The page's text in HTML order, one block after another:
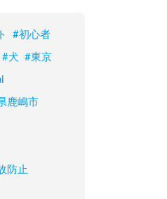
#初心者
#犬 #東京
鹿嶋市
防止